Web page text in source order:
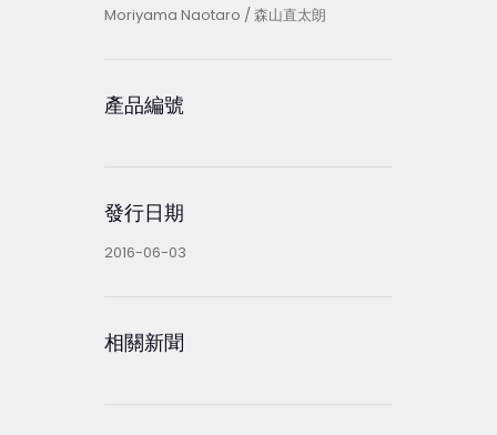
Moriyama Naotaro / 森山直太朗
產品編號
發行日期
2016-06-03
相關新聞